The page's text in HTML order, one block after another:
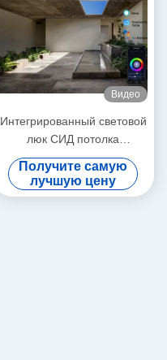
Видео
Интегрированный световой
люк СИД потолка
искусственный утопленный
контроль ККТ 6500К Алекса
Туя
Получите самую
лучшую цену